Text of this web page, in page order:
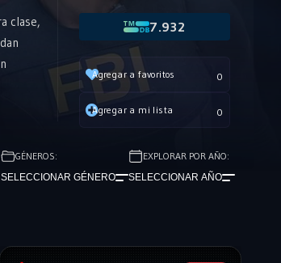
clase,
7.932
0
Agregar a favoritos
0
Agregar a mi lista
GÉNEROS:
SELECCIONAR GÉNERO
EXPLORAR POR AÑO:
SELECCIONAR AÑO